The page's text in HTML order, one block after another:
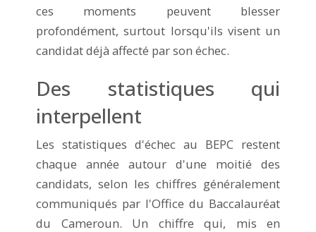
ces moments peuvent blesser
profondément, surtout lorsqu'ils visent un
candidat déjà affecté par son échec.
Des statistiques qui
interpellent
Les statistiques d'échec au BEPC restent
chaque année autour d'une moitié des
candidats, selon les chiffres généralement
communiqués par l'Office du Baccalauréat
du Cameroun. Un chiffre qui, mis en